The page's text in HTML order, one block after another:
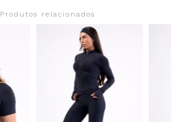
Produtos relacionados